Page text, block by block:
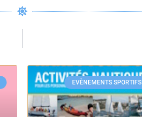
EVÈNEMENTS SPORTIFS